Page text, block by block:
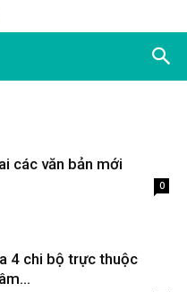
các văn bản mới
0
4 chi bộ trực thuộc